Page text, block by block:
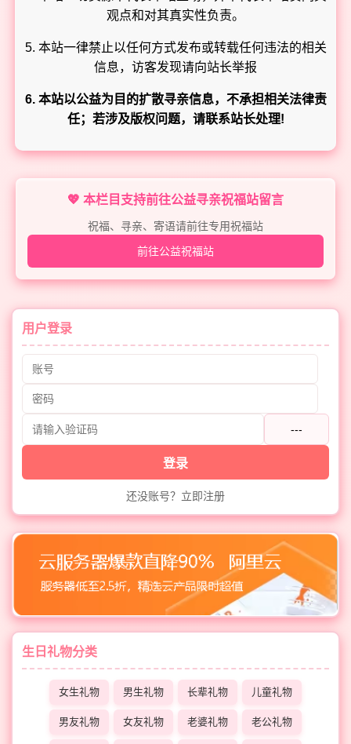
观点和对其真实性负责。
5. 本站一律禁止以任何方式发布或转载任何违法的相关
信息，访客发现请向站长举报
6. 本站以公益为目的扩散寻亲信息，不承担相关法律责
任；若涉及版权问题，请联系站长处理!
💖 本栏目支持前往公益寻亲祝福站留言
祝福、寻亲、寄语请前往专用祝福站
前往公益祝福站
用户登录
---
登录
还没账号？立即注册
生日礼物分类
女生礼物 男生礼物 长辈礼物 儿童礼物
男友礼物 女友礼物 老婆礼物 老公礼物